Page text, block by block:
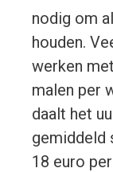
nodig om
houden.
werken
malen per
daalt het
gemiddeld
18 euro